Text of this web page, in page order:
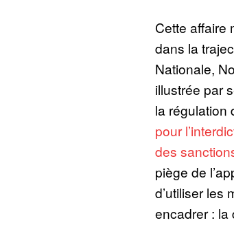
Cette affaire
dans la
Nationale,
illustrée par
la régulation
pour
des
piège de
d’utiliser les
encadrer : la